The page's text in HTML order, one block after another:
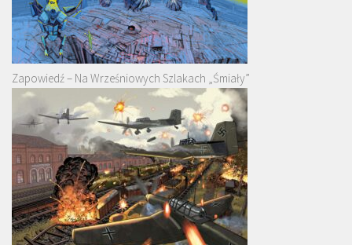
Zapowiedź – Na Wrześniowych Szlakach „Śmiały”